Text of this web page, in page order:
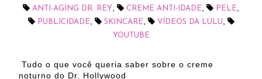
ANTI-AGING DR. REY CREME ANTI-IDADE PELE
PUBLICIDADE SKINCARE VÍDEOS DA LULU
YOUTUBE
Tudo o que você queria saber sobre o creme
noturno do Dr. Hollywood